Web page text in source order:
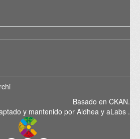
Basado en CKAN.
y mantenido por Aldhea y aLabs .